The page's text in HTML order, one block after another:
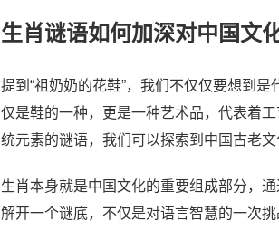
生肖谜语如何加深对中国文
提到“祖奶奶的花鞋”，我们不仅仅要想到
仅是鞋的一种，更是一种艺术品，代表着
统元素的谜语，我们可以探索到中国古老
生肖本身就是中国文化的重要组成部分，
解开一个谜底，不仅是对语言智慧的一次